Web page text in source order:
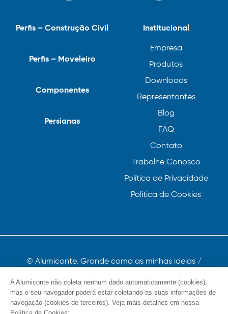
Institucional
Empresa
Produtos
Downloads
Representantes
Blog
FAQ
Contato
Trabalhe Conosco
Política de Privacidade
Política de Cookies
Perfis – Construção Civil
Perfis – Moveleiro
Componentes
Persianas
© Alumiconte, Grande como as minhas ideias /
Componentes, Perfis e Persianas 2023
A Alumiconte não coleta nenhum dado automaticamente (cookies),
mas o seu navegador poderá estar coletando as suas informações de
navegação (cookies de terceiros). Veja mais detalhes em nossa